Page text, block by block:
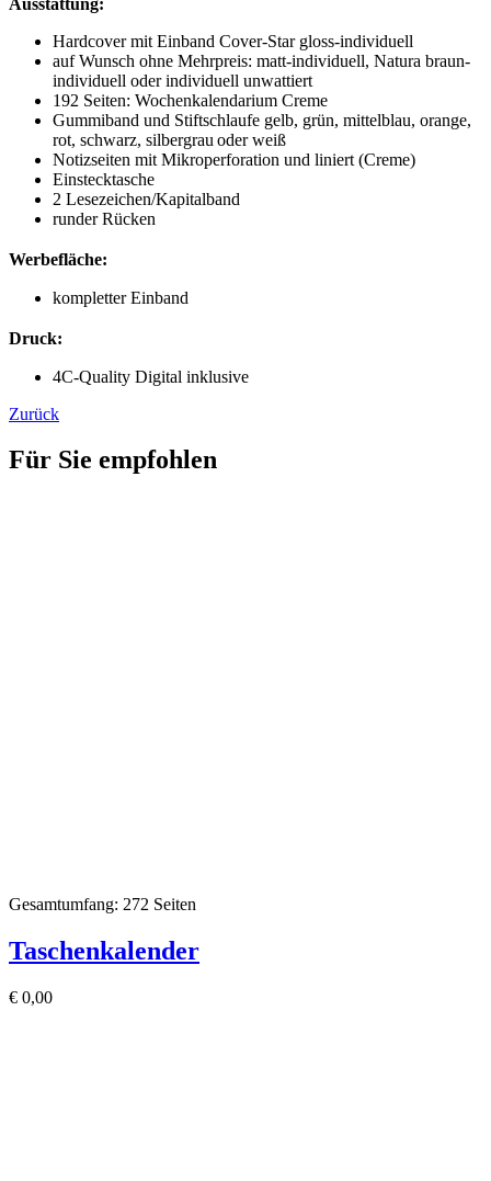
Hardcover mit Einband Cover-Star gloss-individuell
auf Wunsch ohne Mehrpreis: matt-individuell, Natura braun-
individuell oder individuell unwattiert
192 Seiten: Wochenkalendarium Creme
Gummiband und Stiftschlaufe gelb, grün, mittelblau, orange,
rot, schwarz, silbergrau oder weiß
Notizseiten mit Mikroperforation und liniert (Creme)
Einstecktasche
2 Lesezeichen/Kapitalband
runder Rücken
Werbefläche:
kompletter Einband
Druck:
4C-Quality Digital inklusive
Zurück
Für Sie empfohlen
Gesamtumfang: 272 Seiten
Taschenkalender
€ 0,00